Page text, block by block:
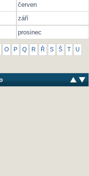
červen
září
prosinec
O P Q R Ř S Š U